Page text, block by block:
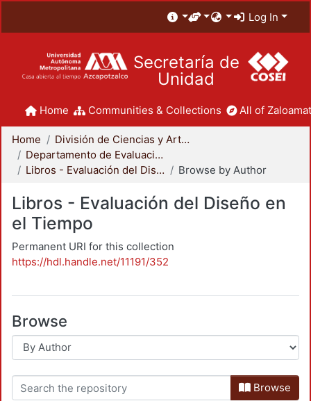
Log In
Secretaría de
Unidad
Home Communities & Collections All of
Home
División de Ciencias y Artes para el Diseño
Departamento de Evaluación del Diseño en el Tiempo
Libros - Evaluación del Diseño en el Tiempo
Browse by Author
Libros - Evaluación del Diseño en
el Tiempo
Permanent URI for this collection
https://hdl.handle.net/11191/352
Browse
Browse